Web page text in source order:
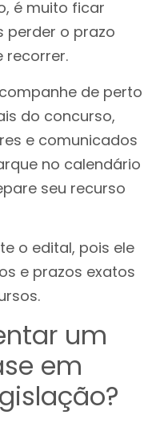
é muito ficar
perder o prazo
recorrer.
de perto
do concurso,
e comunicados
no calendário
seu recurso
o edital, pois ele
e prazos exatos
um
em